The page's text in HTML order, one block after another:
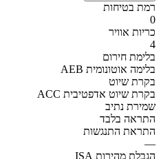
רמת בטיחות
0
כריות אוויר
4
בלימת חירום
AEB בלימה אוטונומית
בקרת שיוט
ACC בקרת שיוט אדפטיבית
שמירת נתיב
התראה בלבד
התראת התנגשות
—
הגבלת מהירות ISA